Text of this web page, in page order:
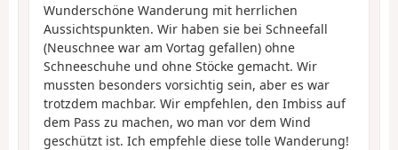
Wunderschöne Wanderung mit herrlichen
Aussichtspunkten. Wir haben sie bei Schneefall
(Neuschnee war am Vortag gefallen) ohne
Schneeschuhe und ohne Stöcke gemacht. Wir
mussten besonders vorsichtig sein, aber es war
trotzdem machbar. Wir empfehlen, den Imbiss auf
dem Pass zu machen, wo man vor dem Wind
geschützt ist. Ich empfehle diese tolle Wanderung!